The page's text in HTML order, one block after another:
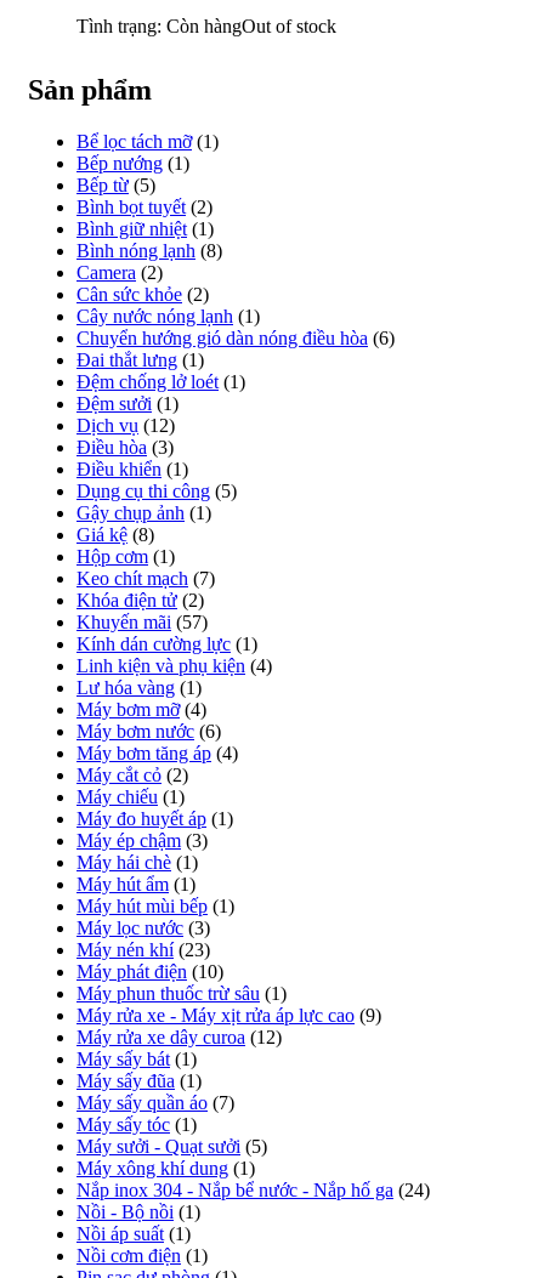
Tình trạng: Còn hàngOut of stock
Sản phẩm
Bể lọc tách mỡ (1)
Bếp nướng (1)
Bếp từ (5)
Bình bọt tuyết (2)
Bình giữ nhiệt (1)
Bình nóng lạnh (8)
Camera (2)
Cân sức khỏe (2)
Cây nước nóng lạnh (1)
Chuyển hướng gió dàn nóng điều hòa (6)
Đai thắt lưng (1)
Đệm chống lở loét (1)
Đệm sưởi (1)
Dịch vụ (12)
Điều hòa (3)
Điều khiển (1)
Dụng cụ thi công (5)
Gậy chụp ảnh (1)
Giá kệ (8)
Hộp cơm (1)
Keo chít mạch (7)
Khóa điện tử (2)
Khuyến mãi (57)
Kính dán cường lực (1)
Linh kiện và phụ kiện (4)
Lư hóa vàng (1)
Máy bơm mỡ (4)
Máy bơm nước (6)
Máy bơm tăng áp (4)
Máy cắt cỏ (2)
Máy chiếu (1)
Máy đo huyết áp (1)
Máy ép chậm (3)
Máy hái chè (1)
Máy hút ẩm (1)
Máy hút mùi bếp (1)
Máy lọc nước (3)
Máy nén khí (23)
Máy phát điện (10)
Máy phun thuốc trừ sâu (1)
Máy rửa xe - Máy xịt rửa áp lực cao (9)
Máy rửa xe dây curoa (12)
Máy sấy bát (1)
Máy sấy đũa (1)
Máy sấy quần áo (7)
Máy sấy tóc (1)
Máy sưởi - Quạt sưởi (5)
Máy xông khí dung (1)
Nắp inox 304 - Nắp bể nước - Nắp hố ga (24)
Nồi - Bộ nồi (1)
Nồi áp suất (1)
Nồi cơm điện (1)